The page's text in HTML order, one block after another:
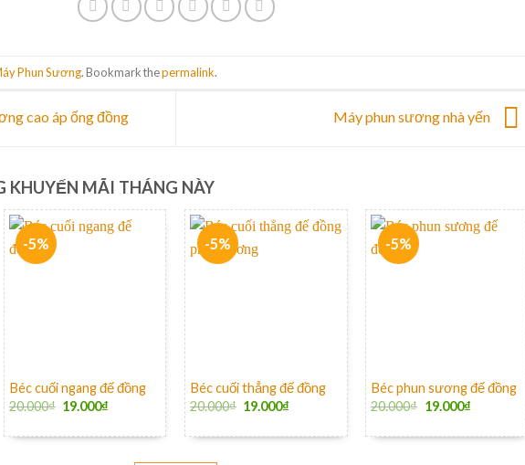
Phun Sương. Bookmark thepermalink.
cao áp ống đồng Máy phun sương nhà yến
KHUYẾN MÃI THÁNG NÀY
-5%
Béc cuối ngang đế đồng
20.000₫ 19.000₫
-5%
Béc cuối thẳng đế đồng
20.000₫ 19.000₫
-5%
Béc phun sương đế đồng
20.000₫ 19.000₫